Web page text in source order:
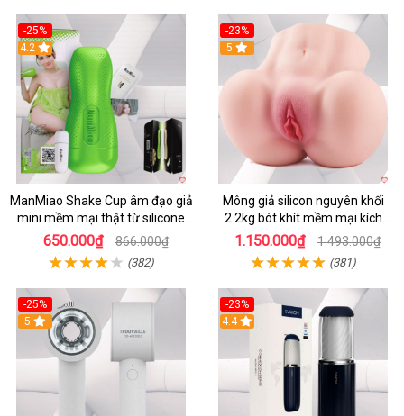
-25%
4.2
ManMiao Shake Cup âm đạo giả
mini mềm mại thật từ silicone
cao cấp
650.000₫ 866.000₫
(382)
-23%
5
Mông giả silicon nguyên khối
2.2kg bót khít mềm mại kích
thích
1.150.000₫ 1.493.000₫
(381)
-25%
5
-23%
4.4